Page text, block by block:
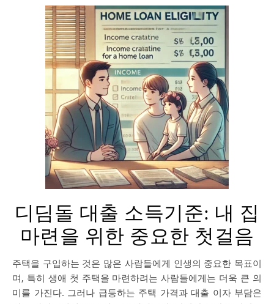
디딤돌 대출 소득기준: 내 집
마련을 위한 중요한 첫걸음
주택을 구입하는 것은 많은 사람들에게 인생의 중요한 목표이
며, 특히 생애 첫 주택을 마련하려는 사람들에게는 더욱 큰 의
미를 가진다. 그러나 급등하는 주택 가격과 대출 이자 부담은